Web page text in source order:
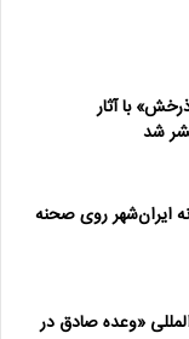
با آثار
شد
ایران‌شهر روی صحنه
«وعده صادق در